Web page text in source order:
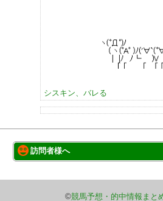
シスキン、バレる
訪問者様へ
©競馬予想・的中情報まと